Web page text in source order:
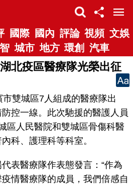
國際 國內 評論 視頻 文娛
城市 地方 環創 汽車
北疫區醫療隊光榮出征
雙城區7人組成的醫療隊出
控一線。此次馳援的醫護人員
區人民醫院和雙城區骨傷科醫
科、護理科等科室。
醫療隊作表態發言：“作為
情醫療隊的成員，我們倍感自